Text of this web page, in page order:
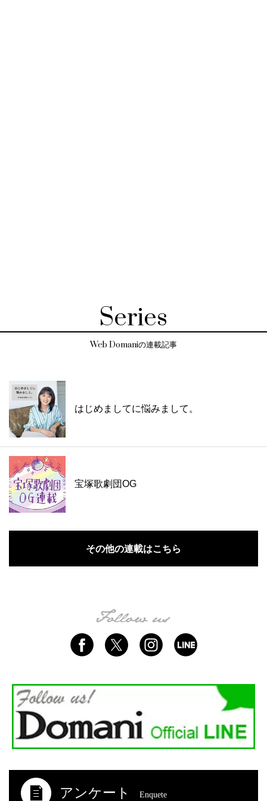
Series
Web Domaniの連載記事
はじめましてに悩みまして。
宝塚歌劇団OG
その他の連載はこちら
アンケート Enquete